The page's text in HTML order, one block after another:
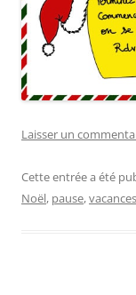
Laisser un
Cette entrée a été
Noël, pause,vacances